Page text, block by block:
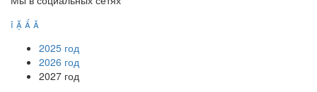
   
2025 год
2026 год
2027 год